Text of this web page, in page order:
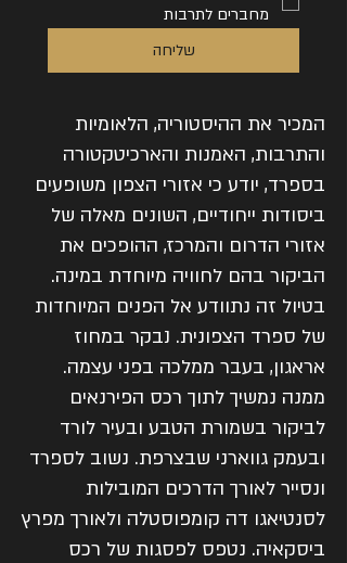
מחברים לתרבות
שליחה
המכיר את ההיסטוריה, הלאומיות
והתרבות, האמנות והארכיטקטורה
בספרד, יודע כי אזורי הצפון משופעים
ביסודות ייחודיים, השונים מאלה של
אזורי הדרום והמרכז, ההופכים את
הביקור בהם לחוויה מיוחדת במינה.
בטיול זה נתוודע אל הפנים המיוחדות
של ספרד הצפונית. נבקר במחוז
אראגון, בעבר ממלכה בפני עצמה.
ממנה נמשיך לתוך רכס הפירנאים
לביקור בשמורת הטבע ובעיר לורד
ובעמק גווארני שבצרפת. נשוב לספרד
ונסייר לאורך הדרכים המובילות
לסנטיאגו דה קומפוסטלה ולאורך מפרץ
ביסקאיה. נטפס לפסגות של רכס